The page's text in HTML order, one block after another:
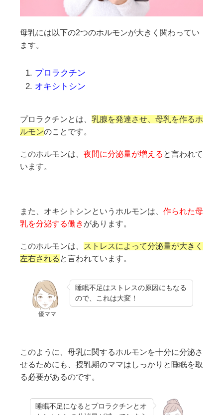
母乳には以下の2つのホルモンが大きく関わってい
ます。
プロラクチン
オキシトシン
プロラクチンとは、 乳腺を発達させ、母乳を作るホ
ルモンのことです。
このホルモンは、 夜間に分泌量が増える と言われて
います。
また、オキシトシンというホルモンは、 作られた母
乳を分泌する働き があります。
このホルモンは、
ストレスによって分泌量が大きく
左右される と言われています。
優ママ
睡眠不足はストレスの原因にもなる
ので、これは大変！
このように、母乳に関するホルモンを十分に分泌さ
せるためにも、授乳期のママはしっかりと睡眠を取
る必要があるのです。
睡眠不足になるとプロラクチンとオ